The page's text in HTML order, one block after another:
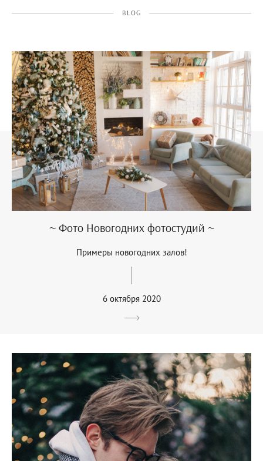
BLOG
~ Фото Новогодних фотостудий ~
Примеры новогодних залов!
6 октября 2020